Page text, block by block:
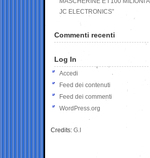
JC ELECTRONICS”
Commenti recenti
Log In
Accedi
Feed dei contenuti
Feed dei commenti
WordPress.org
Credits: G.I